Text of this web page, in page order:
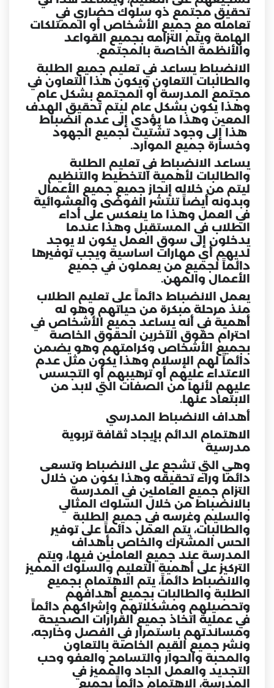
تحقيق مجتمع ذو سلوك حضاري في
تعامله مع جميع الأشخاص أو الممتلكات
الهامة ويتم التزامه بجميع القواعد
والأنظمة الخاصة بالمجتمع.
الانضباط يساعد في تعليم جميع الطلبة
والطالبات التعاونويكون هذا التعاون في
مجتمع المدرسة أو المجتمع بشكل عام
وهذا يكون بشكل عام ليتم تحقيق الهدف
المعين وهذا ما يؤدي إلى عدم انضباط
هذا إلى وجود تشتيت لجميع الجهود
وخسارة جميع الموارد.
يساعد الانضباط في تعليم الطلبة
والطالبات لأهمية التخطيط والتنظيم
ليتم من خلاله إنجاز جميع جميع الأعمال
وبدونه أيضاً تنتشر الفوضى والعشوائية
في العمل وهذا ما ينعكس على أداء
الطلاب في المستقبل وهذا عندما
يدخلون إلى سوق العمل يكون لا يوجد
لديهم أي مهارات اساسية ويجب توفيرها
دائماً لجميع من يعملون في جميع
الأعمال والمهن.
يعمل الانضباط دائماً على تعليم الطلاب
منذ مرحلة مبكرة من حياتهم وهو له
أهمية في أنه يساعد جميع الأشخاص في
احترام حقوق الآخرين الحقوق الخاصة
بجميع الأشخاص وكرامتهم وهو يضمن
دائماً لهم الإسلام وهذا يكون مثل عدم
الاعتداء عليهم أو ترهيبهم أو التجسس
عليهم لأنها من الصفات التي لابد من
الابتعاد عنها.
أهداف الانضباط المدرسي
الاهتمام الدائم بإيجاد ثقافة تربوية
مدرسية
وهي التي تشجع على الانضباط وتسعى
دائما وراء تحقيقه وهذا يكون من خلال
التزام جميع العاملين في المدرسة
بالانضباط من خلال السلوك المثالي
والسليم وغرسه في جميع الطلبة
والطالبات، يتم العمل دائماً على توفير
الحس المشترك والخاص بأهداف
المدرسة عند جميع العاملين فيها، ويتم
التركيز على أهمية التعليم والسلوك المميز
والانضباط دائماً، يتم الاهتمام بجميع
الطلبة والطالبات بجميع أهدافهم
وتحصيلهم ومشكلاتهم وإشراكهم دائماً
في عملية اتخاذ جميع القرارات الصحيحة
ومساندتهم باستمرار في الفصل وخارجه،
ونشر جميع القيم الخاصة بالتعاون
والمحبة والحوار والتسامح والعفو وحب
التجديد والعمل الجاد والمميز في
المدرسة، الاهتمام دائماً بجميع